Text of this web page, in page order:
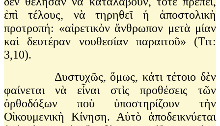
ἐπὶ τέλους, νὰ τηρηθεῖ ἡ ἀποστολικὴ
προτροπή: «αἱρετικὸν ἄνθρωπον μετὰ μίαν
καὶ δευτέραν νουθεσίαν παραιτοῦ» (Τιτ:
3,10).
Δυστυχῶς, ὅμως, κάτι τέτοιο δὲν
φαίνεται νὰ εἶναι στὶς προθέσεις τῶν
ὀρθοδόξων ποὺ ὑποστηρίζουν τὴν
Οἰκουμενικὴ Κίνηση. Αὐτὸ ἀποδεικνύεται